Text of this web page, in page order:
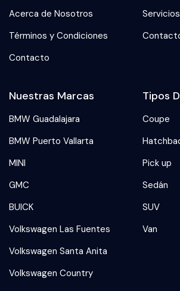
Acerca de Nosotros
Términos y Condiciones
Contacto
Servicios
Nuestras Marcas
BMW Guadalajara
BMW Puerto Vallarta
MINI
GMC
BUICK
Volkswagen Las Fuentes
Volkswagen Santa Anita
Volkswagen Country
Tipos
Coupe
Pick up
Sedán
SUV
Van